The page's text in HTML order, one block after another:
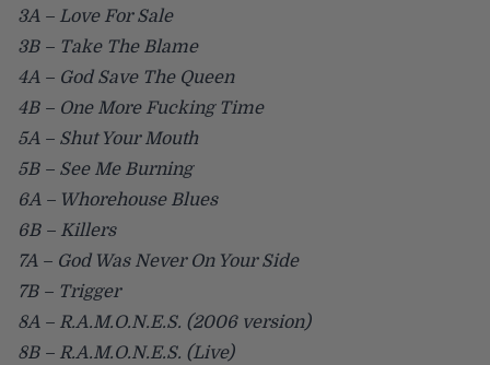
3A – Love For Sale
3B – Take The Blame
4A – God Save The Queen
4B – One More Fucking Time
5A – Shut Your Mouth
5B – See Me Burning
6A – Whorehouse Blues
6B – Killers
7A – God Was Never On Your Side
7B – Trigger
8A – R.A.M.O.N.E.S. (2006 version)
8B – R.A.M.O.N.E.S. (Live)